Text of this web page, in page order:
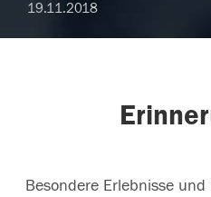
19.11.2018
Besondere Erlebnisse